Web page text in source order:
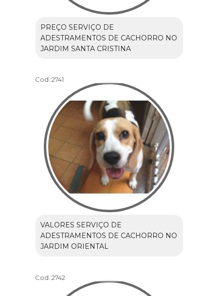
PREÇO SERVIÇO DE
ADESTRAMENTOS DE CACHORRO NO
JARDIM SANTA CRISTINA
Cod.:2741
VALORES SERVIÇO DE
ADESTRAMENTOS DE CACHORRO NO
JARDIM ORIENTAL
Cod.:2742